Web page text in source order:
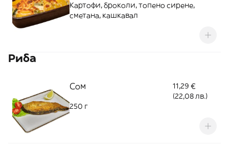
Картофи, броколи, топено сирене,
сметана, кашкавал
Риба
Сом
11,29 €
(22,08 лв.)
250 г